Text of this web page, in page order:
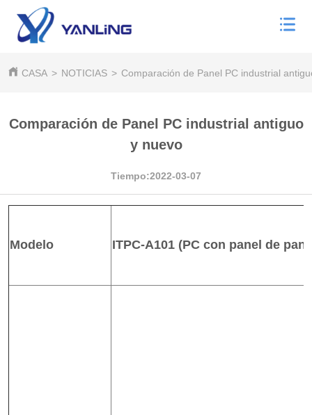
CASA > NOTICIAS > Comparación de Panel PC industrial
Comparación de Panel PC industrial antiguo
y nuevo
Tiempo:2022-03-07